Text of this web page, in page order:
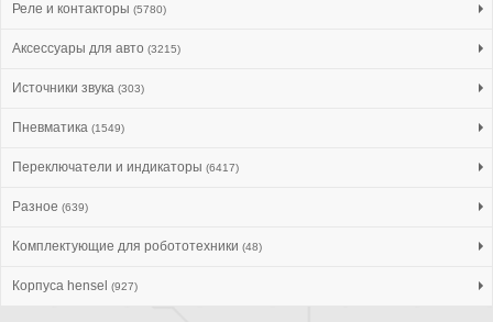
Реле и контакторы (5780)
Аксессуары для авто (3215)
Источники звука (303)
Пневматика (1549)
Переключатели и индикаторы (6417)
Разное (639)
Комплектующие для робототехники (48)
Корпуса hensel (927)